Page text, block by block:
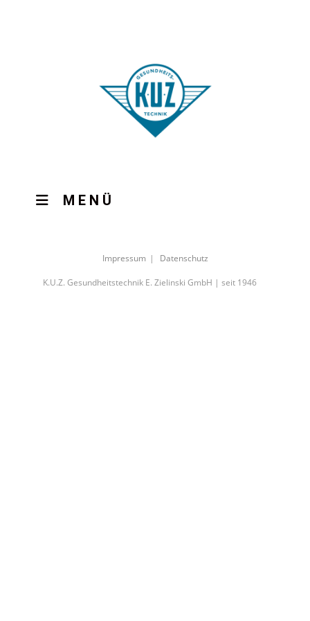
MENÜ
Impressum Datenschutz
K.U.Z. Gesundheitstechnik E. Zielinski GmbH | seit 1946